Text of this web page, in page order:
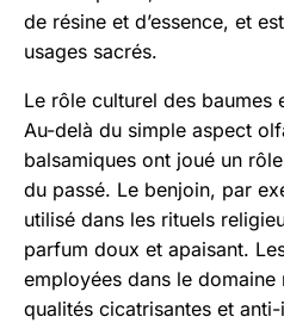
de résine et d’essence, et
usages sacrés.
Le rôle culturel des baumes
Au-delà du simple aspect
balsamiques ont joué un
du passé. Le benjoin, par
utilisé dans les rituels
parfum doux et apaisant.
employées dans le
qualités cicatrisantes et